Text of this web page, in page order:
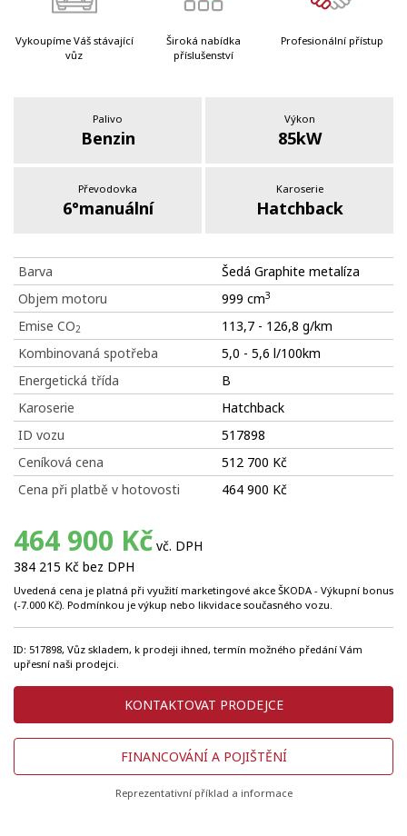
Vykoupíme Váš stávající
vůz
Široká nabídka
příslušenství
Profesionální přístup
Palivo
Benzin
Výkon
85kW
Převodovka
6°manuální
Karoserie
Hatchback
Barva
Šedá Graphite metalíza
Objem motoru
999 cm3
Emise CO2
113,7 - 126,8 g/km
Kombinovaná spotřeba
5,0 - 5,6 l/100km
Energetická třída
B
Karoserie
Hatchback
ID vozu
517898
Ceníková cena
512 700 Kč
Cena při platbě v hotovosti
464 900 Kč
464 900 Kč vč. DPH
384 215 Kč bez DPH
Uvedená cena je platná při využití marketingové akce ŠKODA - Výkupní bonus
(-7.000 Kč). Podmínkou je výkup nebo likvidace současného vozu.
ID: 517898, Vůz skladem, k prodeji ihned, termín možného předání Vám
upřesní naši prodejci.
KONTAKTOVAT PRODEJCE
FINANCOVÁNÍ A POJIŠTĚNÍ
Reprezentativní příklad a informace